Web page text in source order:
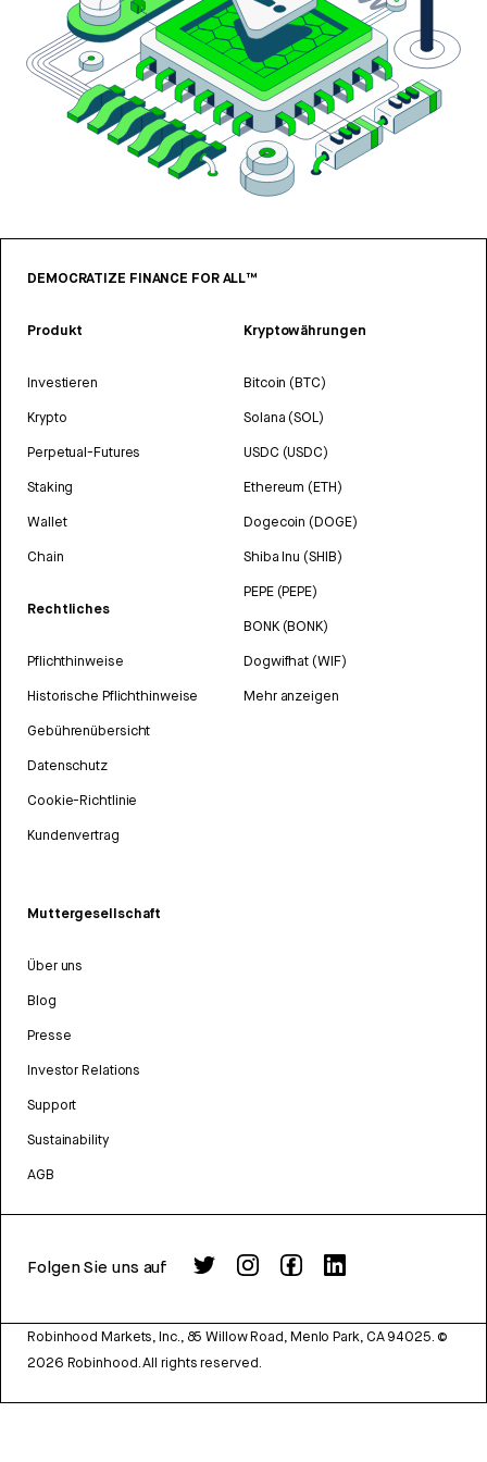
DEMOCRATIZE FINANCE FOR ALL™
Produkt
Investieren
Krypto
Perpetual-Futures
Staking
Wallet
Chain
Rechtliches
Pflichthinweise
Historische Pflichthinweise
Gebührenübersicht
Datenschutz
Cookie-Richtlinie
Kundenvertrag
Kryptowährungen
Bitcoin (BTC)
Solana (SOL)
USDC (USDC)
Ethereum (ETH)
Dogecoin (DOGE)
Shiba Inu (SHIB)
PEPE (PEPE)
BONK (BONK)
Dogwifhat (WIF)
Mehr anzeigen
Muttergesellschaft
Über uns
Blog
Presse
Investor Relations
Support
Sustainability
AGB
Folgen Sie uns auf
Robinhood Markets, Inc., 85 Willow Road, Menlo Park, CA 94025. ©
2026 Robinhood. All rights reserved.